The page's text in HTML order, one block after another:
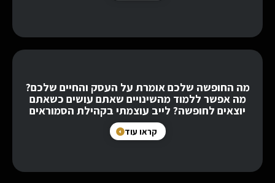
מה החופשה שלכם אומרת על העסק והחיים שלכם?
מה אפשר ללמוד מהשינויים שאתם עושים כשאתם
יוצאים לחופשה? לייב עוצמתי בקהילת הסמוראים
קראו עוד